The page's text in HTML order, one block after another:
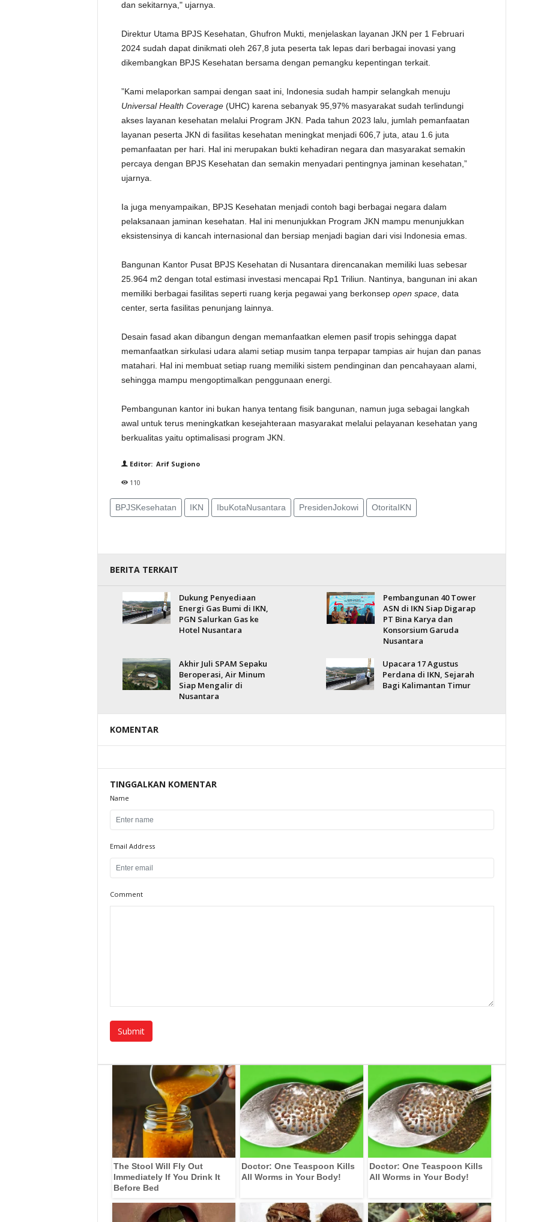
dan sekitarnya," ujarnya.
Direktur Utama BPJS Kesehatan, Ghufron Mukti, menjelaskan layanan JKN per 1 Februari
2024 sudah dapat dinikmati oleh 267,8 juta peserta tak lepas dari berbagai inovasi yang
dikembangkan BPJS Kesehatan bersama dengan pemangku kepentingan terkait.
”Kami melaporkan sampai dengan saat ini, Indonesia sudah hampir selangkah menuju
Universal Health Coverage(UHC) karena sebanyak 95,97% masyarakat sudah terlindungi
akses layanan kesehatan melalui Program JKN. Pada tahun 2023 lalu, jumlah pemanfaatan
layanan peserta JKN di fasilitas kesehatan meningkat menjadi 606,7 juta, atau 1.6 juta
pemanfaatan per hari. Hal ini merupakan bukti kehadiran negara dan masyarakat semakin
percaya dengan BPJS Kesehatan dan semakin menyadari pentingnya jaminan kesehatan,”
ujarnya.
Ia juga menyampaikan, BPJS Kesehatan menjadi contoh bagi berbagai negara dalam
pelaksanaan jaminan kesehatan. Hal ini menunjukkan Program JKN mampu menunjukkan
eksistensinya di kancah internasional dan bersiap menjadi bagian dari visi Indonesia emas.
Bangunan Kantor Pusat BPJS Kesehatan di Nusantara direncanakan memiliki luas sebesar
25.964 m2 dengan total estimasi investasi mencapai Rp1 Triliun. Nantinya, bangunan ini akan
memiliki berbagai fasilitas seperti ruang kerja pegawai yang berkonsep open space, data
center, serta fasilitas penunjang lainnya.
Desain fasad akan dibangun dengan memanfaatkan elemen pasif tropis sehingga dapat
memanfaatkan sirkulasi udara alami setiap musim tanpa terpapar tampias air hujan dan panas
matahari. Hal ini membuat setiap ruang memiliki sistem pendinginan dan pencahayaan alami,
sehingga mampu mengoptimalkan penggunaan energi.
Pembangunan kantor ini bukan hanya tentang fisik bangunan, namun juga sebagai langkah
awal untuk terus meningkatkan kesejahteraan masyarakat melalui pelayanan kesehatan yang
berkualitas yaitu optimalisasi program JKN.
Editor: Arif Sugiono
110
BPJSKesehatan IKN IbuKotaNusantara PresidenJokowi OtoritaIKN
BERITA TERKAIT
Dukung Penyediaan
Energi Gas Bumi di IKN,
PGN Salurkan Gas ke
Hotel Nusantara
Pembangunan 40 Tower
ASN di IKN Siap Digarap
PT Bina Karya dan
Konsorsium Garuda
Nusantara
Akhir Juli SPAM Sepaku
Beroperasi, Air Minum
Siap Mengalir di
Nusantara
Upacara 17 Agustus
Perdana di IKN, Sejarah
Bagi Kalimantan Timur
KOMENTAR
TINGGALKAN KOMENTAR
Name
Email Address
Comment
The Stool Will Fly Out
Immediately If You Drink It
Before Bed
Doctor: One Teaspoon Kills
All Worms in Your Body!
Doctor: One Teaspoon Kills
All Worms in Your Body!